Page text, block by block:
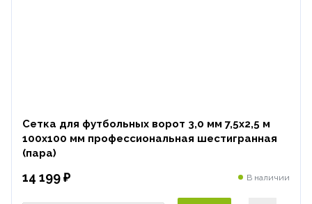
Сетка для футбольных ворот 3,0 мм 7,5х2,5 м
100х100 мм профессиональная шестигранная
(пара)
14 199 ₽ В наличии